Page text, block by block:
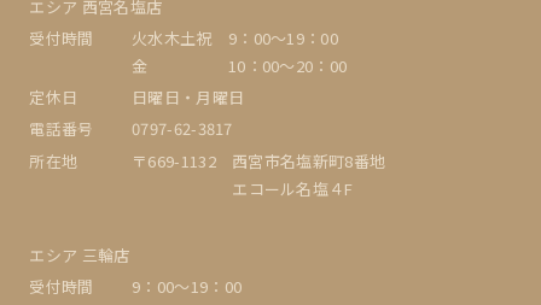
エシア 西宮名塩店
受付時間
火水木土祝 9：00〜19：00
金 10：00～20：00
定休日
日曜日・月曜日
電話番号
0797-62-3817
所在地
〒669-1132 西宮市名塩新町8番地
エコール名塩４F
エシア 三輪店
受付時間
9：00〜19：00